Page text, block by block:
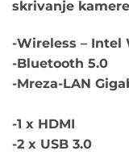
skrivanje
-Wireless – Intel
-Bluetooth 5.0
-Mreza-LAN
-1 x HDMI
-2 x USB 3.0